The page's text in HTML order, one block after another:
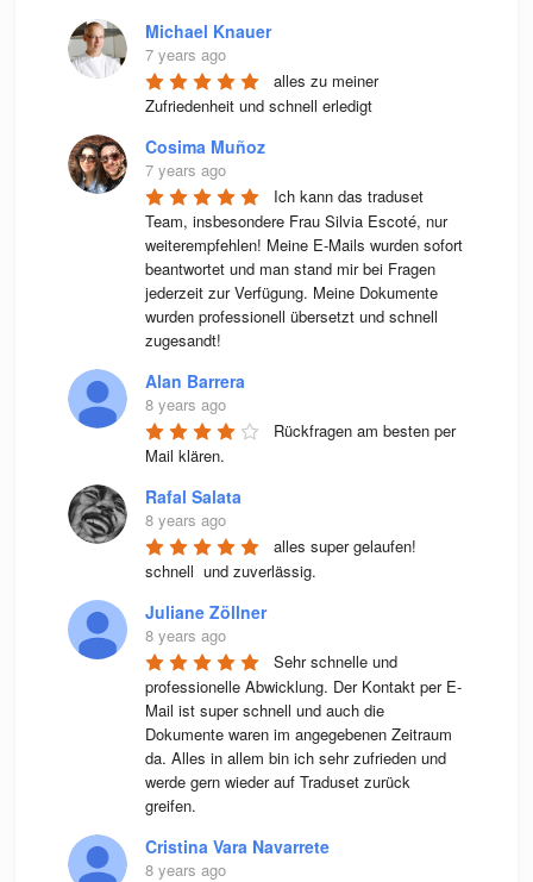
Michael Knauer
7 years ago
alles zu meiner
Zufriedenheit und schnell erledigt
Cosima Muñoz
7 years ago
Ich kann das traduset
Team, insbesondere Frau Silvia Escoté, nur
weiterempfehlen! Meine E-Mails wurden sofort
beantwortet und man stand mir bei Fragen
jederzeit zur Verfügung. Meine Dokumente
wurden professionell übersetzt und schnell
zugesandt!
Alan Barrera
8 years ago
Rückfragen am besten per
Mail klären.
Rafal Salata
8 years ago
alles super gelaufen!
schnell  und zuverlässig.
Juliane Zöllner
8 years ago
Sehr schnelle und
professionelle Abwicklung. Der Kontakt per E-
Mail ist super schnell und auch die
Dokumente waren im angegebenen Zeitraum
da. Alles in allem bin ich sehr zufrieden und
werde gern wieder auf Traduset zurück
greifen.
Cristina Vara Navarrete
8 years ago